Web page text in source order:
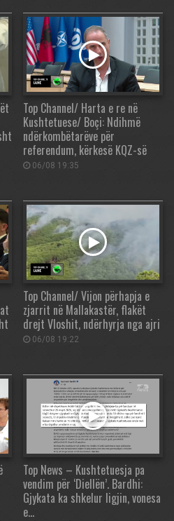
Top Channel/ Harta e re në
Kushtetuese/ Boçi: Ndihmë
ndërkombëtarëve për
referendum, kërkesë KQZ-së
06/08 19:35
Top Channel/ Vijon përhapja e
zjarrit në Mallakastër, flakët
drejt Vloshit, ndërhyrja nga ajri
06/08 19:22
Top News – Kushtetuesja pa
vendim për ‘Diellën’. Bardhi:
Gjykata ka shkelur ligjin, vonesa
e…